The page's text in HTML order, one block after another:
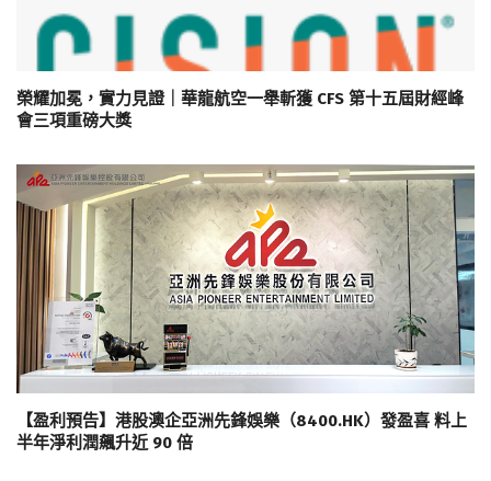
榮耀加冕，實力見證｜華龍航空一舉斬獲 CFS 第十五屆財經峰
會三項重磅大獎
【盈利預告】港股澳企亞洲先鋒娛樂（8400.HK）發盈喜 料上
半年淨利潤飆升近 90 倍